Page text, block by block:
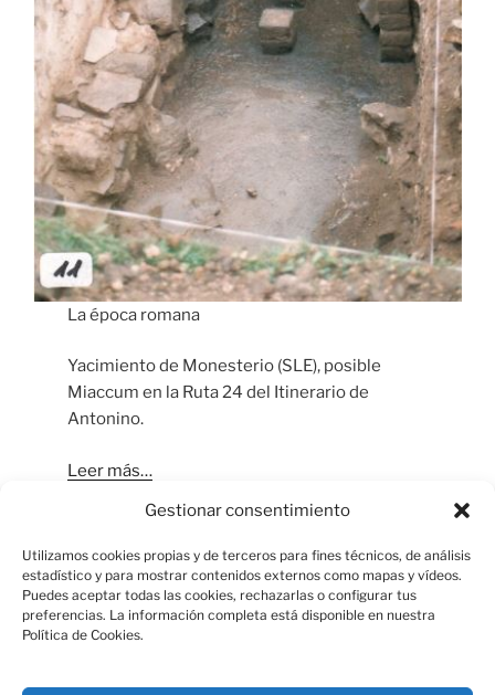
Gestionar consentimiento
Utilizamos cookies propias y de terceros para fines técnicos, de análisis
estadístico y para mostrar contenidos externos como mapas y vídeos.
Puedes aceptar todas las cookies, rechazarlas o configurar tus
preferencias. La información completa está disponible en nuestra
Política de Cookies.
La época romana
Yacimiento de Monesterio (SLE), posible
Miaccum en la Ruta 24 del Itinerario de
Antonino.
Leer más…
Fotografía: Caballero, C. 2016